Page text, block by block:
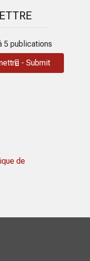
5 publications
de
- Submit